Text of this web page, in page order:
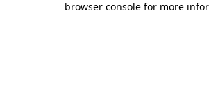
browser console for more